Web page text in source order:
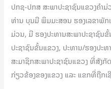
ປກຊ-ປກສ ສະພາປະຊາຊົນແຂວງຄຳ
ທ່ານ ບຸນມີ ພິມມະສອນ ຮອງເລຂາພັກ
ມ່ວນ, ມີ ຮອງປະທານສະພາປະຊາຊົນຂັ້
ປະຊາຊົນຂັ້ນແຂວງ, ປະທານ/ຮອງປະທ
ສະມາຊິກສະພາປະຊາຊົນແຂວງ ທີ່ສັງ
ກ່ຽວຂ້ອງຂອງແຂວງ ແລະ ແຂກທີ່ຖືກເ